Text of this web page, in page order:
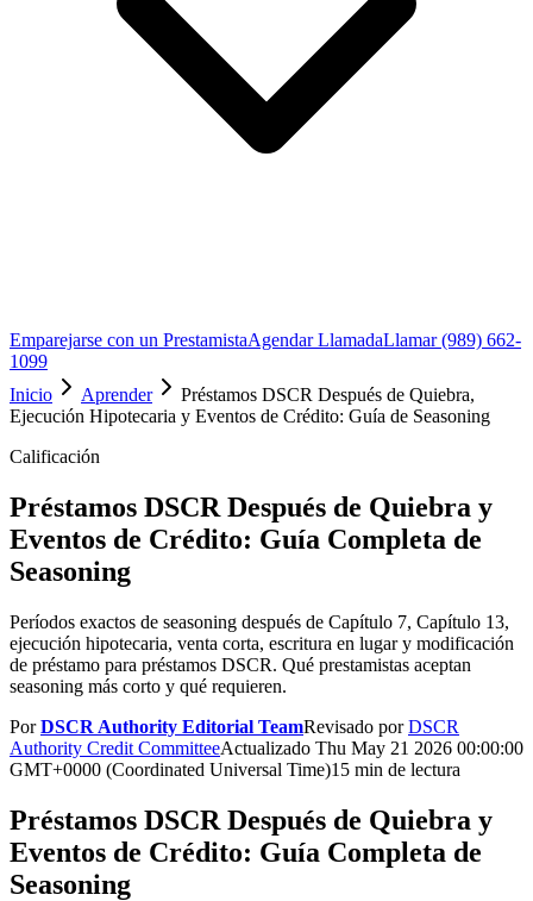
Emparejarse con un PrestamistaAgendar LlamadaLlamar (989) 662-
1099
Inicio
Aprender
Préstamos DSCR Después de Quiebra,
Ejecución Hipotecaria y Eventos de Crédito: Guía de Seasoning
Calificación
Préstamos DSCR Después de Quiebra y
Eventos de Crédito: Guía Completa de
Seasoning
Períodos exactos de seasoning después de Capítulo 7, Capítulo 13,
ejecución hipotecaria, venta corta, escritura en lugar y modificación
de préstamo para préstamos DSCR. Qué prestamistas aceptan
seasoning más corto y qué requieren.
PorDSCR Authority Editorial TeamRevisado porDSCR
Authority Credit CommitteeActualizado Thu May 21 2026 00:00:00
GMT+0000 (Coordinated Universal Time)15 min de lectura
Préstamos DSCR Después de Quiebra y
Eventos de Crédito: Guía Completa de
Seasoning